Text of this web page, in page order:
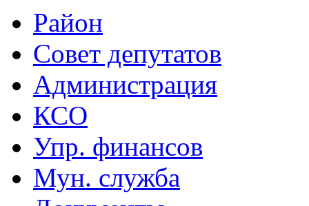
Район
Совет депутатов
Администрация
КСО
Упр. финансов
Мун. служба